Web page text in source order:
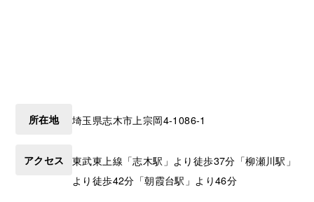
所在地 埼玉県志木市 上宗岡4-1086-1
アクセス
東武東上線「志木駅」より徒歩37分「柳瀬川駅」
より徒歩42分「朝霞台駅」より46分